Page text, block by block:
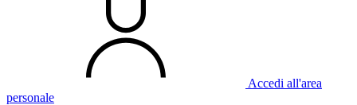
Accedi all'area
personale